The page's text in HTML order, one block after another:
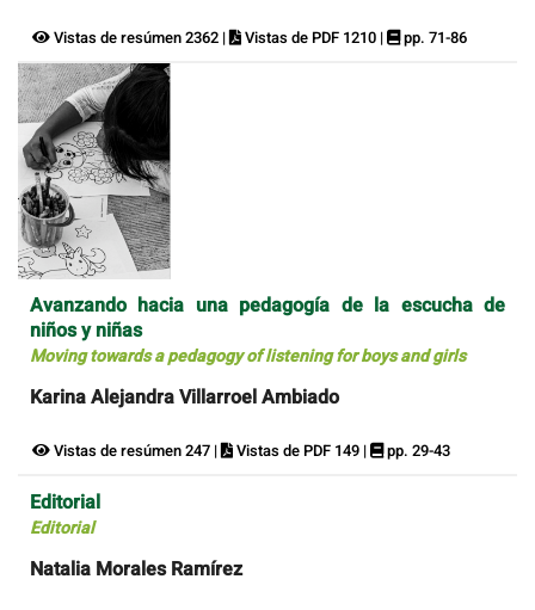
Vistas de resúmen 2362 | Vistas de PDF 1210 | pp. 71-86
Avanzando hacia una pedagogía de la escucha de
niños y niñas
Moving towards a pedagogy of listening for boys and girls
Karina Alejandra Villarroel Ambiado
Vistas de resúmen 247 | Vistas de PDF 149 | pp. 29-43
Editorial
Editorial
Natalia Morales Ramírez